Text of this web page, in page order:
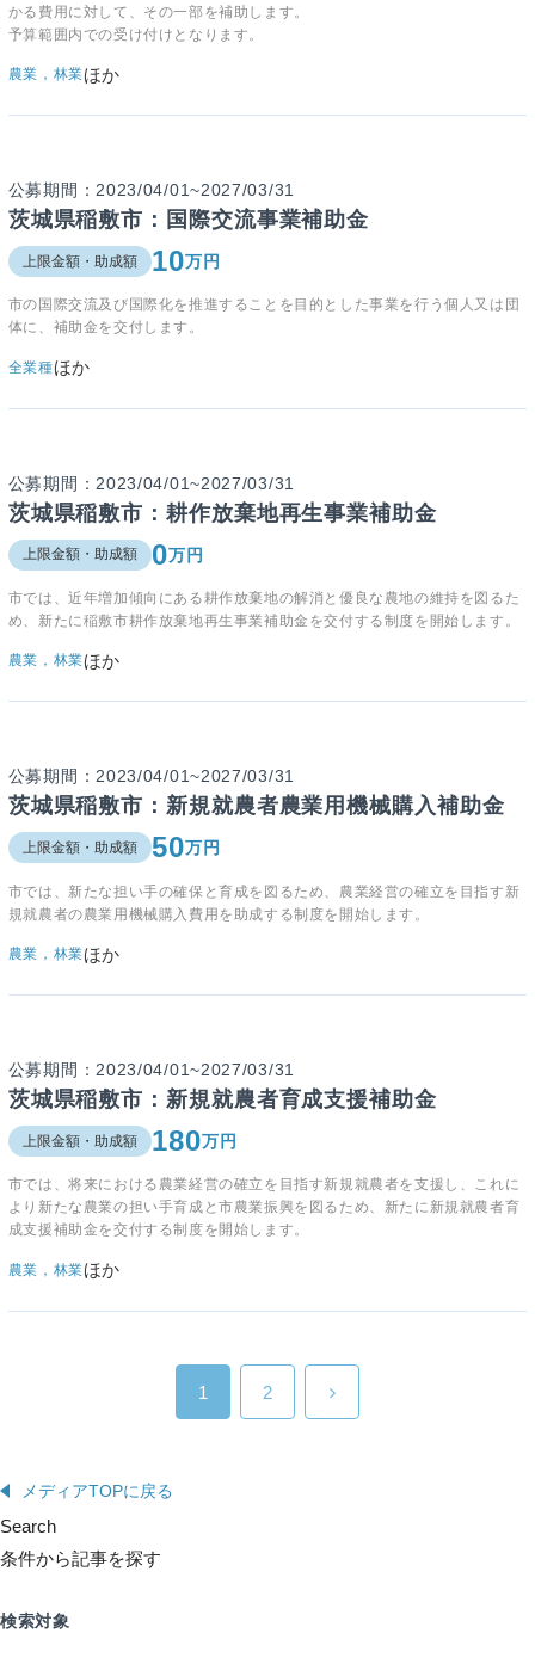
かる費用に対して、その一部を補助します。
予算範囲内での受け付けとなります。
農業，林業ほか
公募期間：2023/04/01~2027/03/31
茨城県稲敷市：国際交流事業補助金
上限金額・助成額 10万円
市の国際交流及び国際化を推進することを目的とした事業を行う個人又は団
体に、補助金を交付します。
全業種ほか
公募期間：2023/04/01~2027/03/31
茨城県稲敷市：耕作放棄地再生事業補助金
上限金額・助成額 0万円
市では、近年増加傾向にある耕作放棄地の解消と優良な農地の維持を図るた
め、新たに稲敷市耕作放棄地再生事業補助金を交付する制度を開始します。
農業，林業ほか
公募期間：2023/04/01~2027/03/31
茨城県稲敷市：新規就農者農業用機械購入補助金
上限金額・助成額 50万円
市では、新たな担い手の確保と育成を図るため、農業経営の確立を目指す新
規就農者の農業用機械購入費用を助成する制度を開始します。
農業，林業ほか
公募期間：2023/04/01~2027/03/31
茨城県稲敷市：新規就農者育成支援補助金
上限金額・助成額 180万円
市では、将来における農業経営の確立を目指す新規就農者を支援し、これに
より新たな農業の担い手育成と市農業振興を図るため、新たに新規就農者育
成支援補助金を交付する制度を開始します。
農業，林業ほか
1 2
メディアTOPに戻る
Search
条件から記事を探す
検索対象